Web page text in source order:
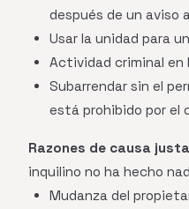
después de un aviso
Usar la unidad para
Actividad criminal en
Subarrendar sin el
está prohibido por el
Razones de causa
inquilino no ha hecho
Mudanza del